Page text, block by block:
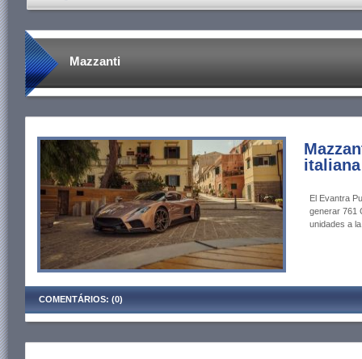
Mazzanti
El Evantra
generar 761
unidades a
COMENTÁRIOS: (0)